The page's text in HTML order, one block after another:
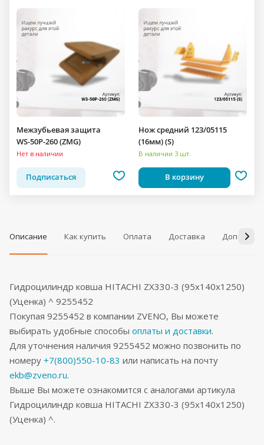
Межзубьевая защита
WS-50P-260 (ZMG)
Нет в наличии
Подписаться
Нож средний 123/05115
(16мм) (S)
В наличии 3 шт.
В корзину
Описание Как купить Оплата Доставка
Гидроцилиндр ковша HITACHI ZX330-3 (95x140x1250)
(Уценка) ^ 9255452
Покупая 9255452 в компании ZVENO, Вы можете
выбирать удобные способы оплаты и доставки.
Для уточнения наличия 9255452 можно позвонить по
номеру +7(800)550-10-83 или написать на почту
ekb@zveno.ru.
Выше Вы можете ознакомится с аналогами артикула
Гидроцилиндр ковша HITACHI ZX330-3 (95x140x1250)
(Уценка) ^.